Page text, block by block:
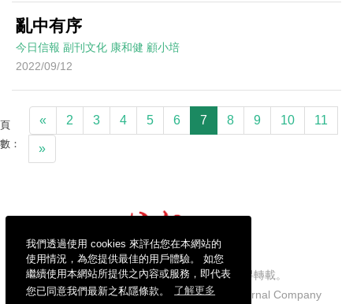
我們透過使用 cookies 來評估您在本網站的
使用情況，為您提供最佳的用戶體驗。 如您
繼續使用本網站所提供之內容或服務，即代表
您已同意我們最新之私隱條款。
了解更多
亂中有序
今日信報 副刊文化 康和健 顧小培
2022/09/12
頁
數：
« 2 3 4 5 6 7 8 9 10 11
»
信報財經新聞有限公司版權所有，不得轉載。
Copyright © 2026 Hong Kong Economic Journal Company